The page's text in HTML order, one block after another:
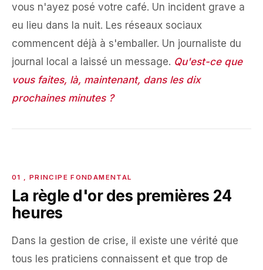
vous n'ayez posé votre café. Un incident grave a
eu lieu dans la nuit. Les réseaux sociaux
commencent déjà à s'emballer. Un journaliste du
journal local a laissé un message. Qu'est-ce que
vous faites, là, maintenant, dans les dix
prochaines minutes ?
La règle d'or des premières 24
heures
Dans la gestion de crise, il existe une vérité que
tous les praticiens connaissent et que trop de